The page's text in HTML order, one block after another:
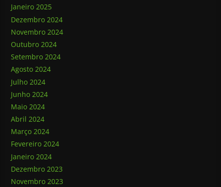
Janeiro 2025
Dezembro 2024
Novembro 2024
Outubro 2024
Setembro 2024
Agosto 2024
Julho 2024
Junho 2024
Maio 2024
Abril 2024
Março 2024
Fevereiro 2024
Janeiro 2024
Dezembro 2023
Novembro 2023